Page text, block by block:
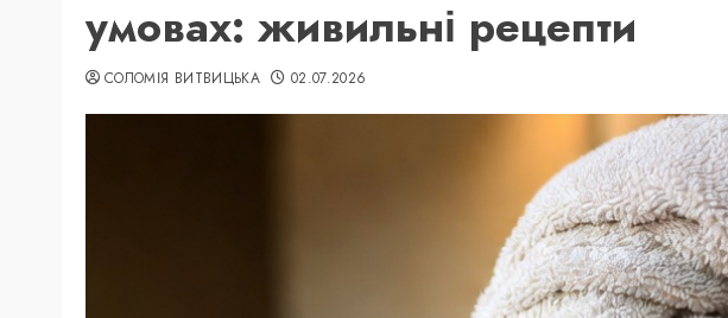
умовах: живильні рецепти
СОЛОМІЯ ВИТВИЦЬКА 02.07.2026